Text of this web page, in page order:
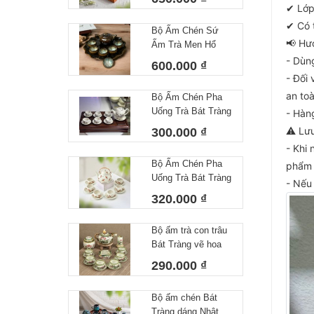
Bộ Ấm Chén Sứ
Ấm Trà Men Hổ
Bát Tràng Làm Quà
Khay Tròn
600.000 ₫
Bộ Ấm Chén Pha
Uống Trà Bát Tràng
Trúc Dáng Minh
Trắng
300.000 ₫
Bộ Ấm Chén Pha
Uống Trà Bát Tràng
Chuồn Chuồn Men
Giỏ Cua Quai
Nhôm 340ml
320.000 ₫
Bộ ấm trà con trâu
Bát Tràng vẽ hoa
sen dung tích
350ml
290.000 ₫
Bộ ấm chén Bát
Tràng dáng Nhật
✔
✔ Có
📢
-
- Đối
an
-
⚠️
- Khi
-